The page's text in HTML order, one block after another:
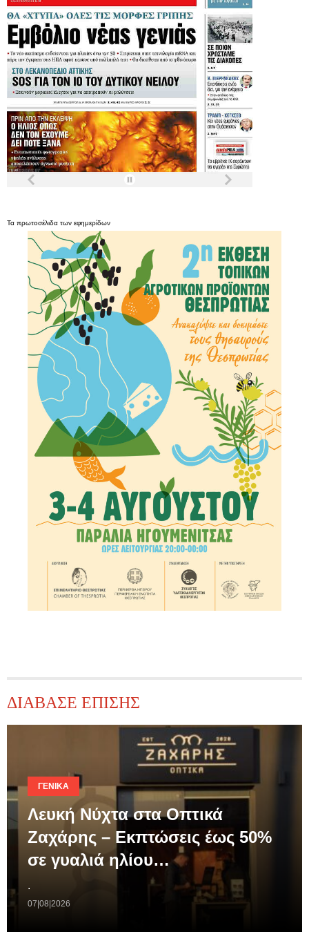
Τα πρωτοσέλιδα των εφημερίδων
ΔΙΑΒΑΣΕ ΕΠΙΣΗΣ
ΓΕΝΙΚΆ
Λευκή Νύχτα στα Οπτικά
Ζαχάρης – Εκπτώσεις έως 50%
σε γυαλιά ηλίου…
.
07|08|2026